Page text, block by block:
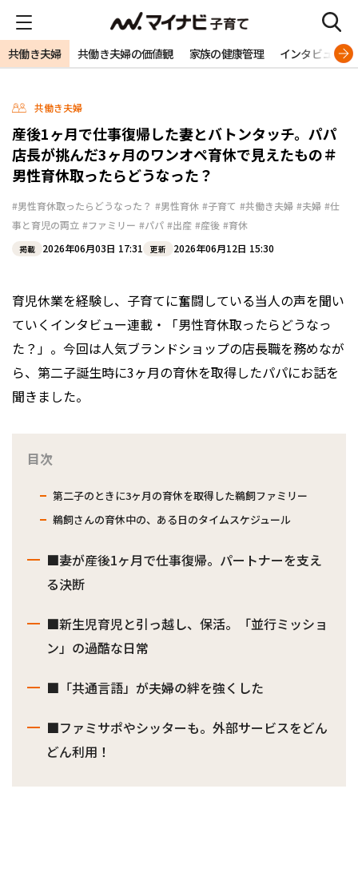
共働き夫婦 共働き夫婦の価値観 家族の健康管理 インタビュー
共働き夫婦
産後1ヶ月で仕事復帰した妻とバトンタッチ。パパ
店長が挑んだ3ヶ月のワンオペ育休で見えたもの＃
男性育休取ったらどうなった？
#男性育休取ったらどうなった？ #男性育休 #子育て #共働き夫婦 #夫婦 #仕
事と育児の両立 #ファミリー #パパ #出産 #産後 #育休
掲載 2026年06月03日 17:31 更新 2026年06月12日 15:30
育児休業を経験し、子育てに奮闘している当人の声を聞い
ていくインタビュー連載・「男性育休取ったらどうなっ
た？」。今回は人気ブランドショップの店長職を務めなが
ら、第二子誕生時に3ヶ月の育休を取得したパパにお話を
聞きました。
目次
第二子のときに3ヶ月の育休を取得した鵜飼ファミリー
鵜飼さんの育休中の、ある日のタイムスケジュール
■妻が産後1ヶ月で仕事復帰。パートナーを支え
る決断
■新生児育児と引っ越し、保活。「並行ミッショ
ン」の過酷な日常
■「共通言語」が夫婦の絆を強くした
■ファミサポやシッターも。外部サービスをどん
どん利用！